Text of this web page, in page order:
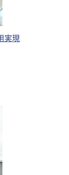
実現